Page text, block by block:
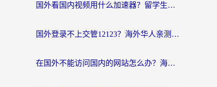
国外看国内视频用什么加速器？留学生和海外华人的实用指南
国外登录不上交管12123？海外华人亲测有效的回国加速器选择指南
在国外不能访问国内的网站怎么办？海外党必看的无缝回国上网指南